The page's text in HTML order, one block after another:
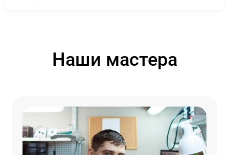
Наши мастера